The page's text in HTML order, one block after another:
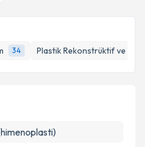
34 Plastik Rekonstrüktif ve
ilişkin